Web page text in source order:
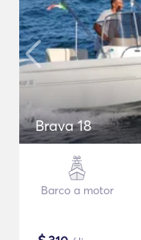
Brava 18
Barco a motor